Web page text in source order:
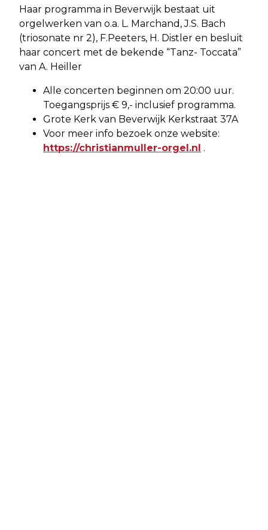
Haar programma in Beverwijk bestaat uit
orgelwerken van o.a. L. Marchand, J.S. Bach
(triosonate nr 2), F.Peeters, H. Distler en besluit
haar concert met de bekende “Tanz- Toccata”
van A. Heiller
Alle concerten beginnen om 20:00 uur.
Toegangsprijs € 9,- inclusief programma.
Grote Kerk van Beverwijk Kerkstraat 37A
Voor meer info bezoek onze website:
https://christianmuller-orgel.nl .